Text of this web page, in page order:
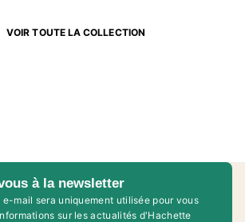
VOIR TOUTE LA COLLECTION
à la newsletter
e-mail sera uniquement utilisée pour vous
sur les actualités d'Hachette